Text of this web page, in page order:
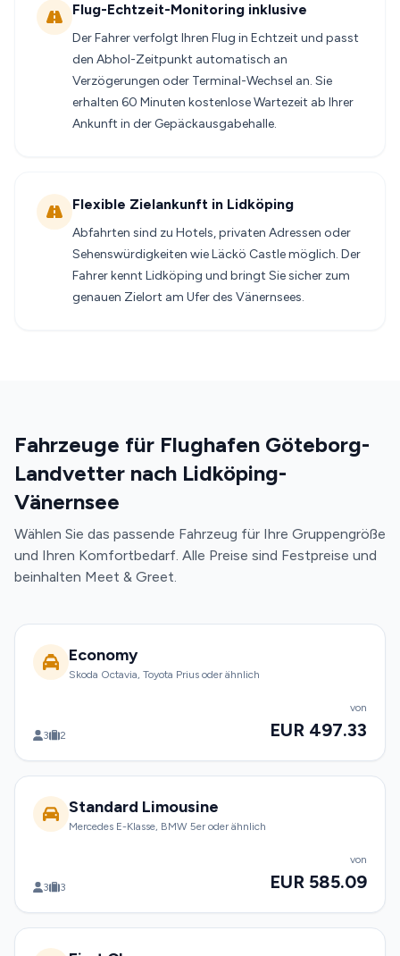
Flug-Echtzeit-Monitoring inklusive
Der Fahrer verfolgt Ihren Flug in Echtzeit und passt
den Abhol-Zeitpunkt automatisch an
Verzögerungen oder Terminal-Wechsel an. Sie
erhalten 60 Minuten kostenlose Wartezeit ab Ihrer
Ankunft in der Gepäckausgabehalle.
Flexible Zielankunft in Lidköping
Abfahrten sind zu Hotels, privaten Adressen oder
Sehenswürdigkeiten wie Läckö Castle möglich. Der
Fahrer kennt Lidköping und bringt Sie sicher zum
genauen Zielort am Ufer des Vänernsees.
Fahrzeuge für Flughafen Göteborg-
Landvetter nach Lidköping-
Vänernsee
Wählen Sie das passende Fahrzeug für Ihre Gruppengröße
und Ihren Komfortbedarf. Alle Preise sind Festpreise und
beinhalten Meet & Greet.
Economy
Skoda Octavia, Toyota Prius oder ähnlich
3 2
von
EUR 497.33
Standard Limousine
Mercedes E-Klasse, BMW 5er oder ähnlich
3 3
von
EUR 585.09